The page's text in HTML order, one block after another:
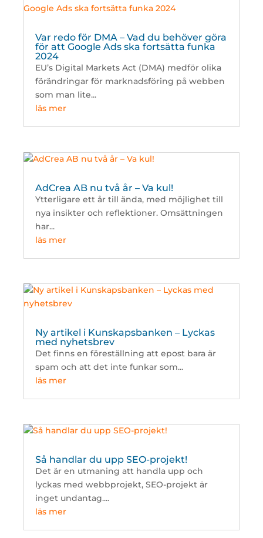
Var redo för DMA – Vad du behöver göra
för att Google Ads ska fortsätta funka
2024
EU’s Digital Markets Act (DMA) medför olika
förändringar för marknadsföring på webben
som man lite...
läs mer
AdCrea AB nu två år – Va kul!
Ytterligare ett år till ända, med möjlighet till
nya insikter och reflektioner. Omsättningen
har...
läs mer
Ny artikel i Kunskapsbanken – Lyckas
med nyhetsbrev
Det finns en föreställning att epost bara är
spam och att det inte funkar som...
läs mer
Så handlar du upp SEO-projekt!
Det är en utmaning att handla upp och
lyckas med webbprojekt, SEO-projekt är
inget undantag....
läs mer